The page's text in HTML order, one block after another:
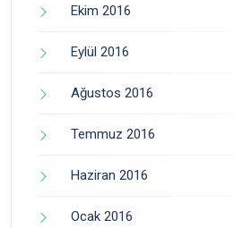
Ekim 2016
Eylül 2016
Ağustos 2016
Temmuz 2016
Haziran 2016
Ocak 2016